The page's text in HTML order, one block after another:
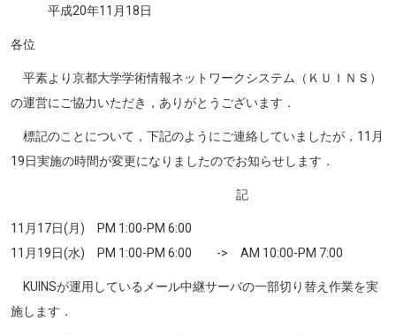
平成20年11月18日
各位
平素より京都大学学術情報ネットワークシステム（ＫＵＩＮＳ）
の運営にご協力いただき，ありがとうございます．
標記のことについて，下記のようにご連絡していましたが，11月
19日実施の時間が変更になりましたのでお知らせします．
記
11月17日(月) PM 1:00-PM 6:00
11月19日(水) PM 1:00-PM 6:00 -> AM 10:00-PM 7:00
KUINSが運用しているメール中継サーバの一部切り替え作業を実
施します．